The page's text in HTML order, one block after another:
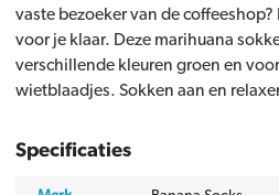
vaste bezoeker van de
voor je klaar. Deze marihuana
verschillende kleuren groen en
wietblaadjes. Sokken aan en
Specificaties